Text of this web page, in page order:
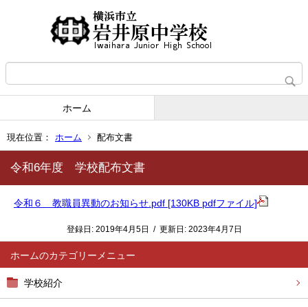
ホーム
現在位置： ホーム 配布文書
ホーム
学校紹介
令和6年度 学校配布文書
令和６ 教職員異動のお知らせ.pdf [130KB pdfファイル]
登録日: 2019年4月5日 / 更新日: 2023年4月7日